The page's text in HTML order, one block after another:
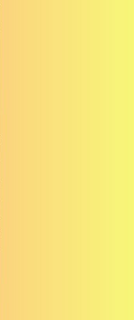
giá trị về Y học
học.
ứng dụng các
Cát
người con xứ
gia học’ hơn
đình được Thái Y
sức khỏe Vua Minh
học nghiên cứu,
đại…